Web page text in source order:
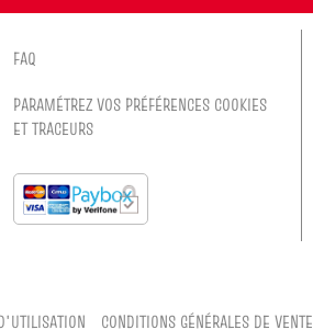
FAQ
PARAMÉTREZ VOS PRÉFÉRENCES COOKIES
ET TRACEURS
CONDITIONS GÉNÉRALES DE VENTE